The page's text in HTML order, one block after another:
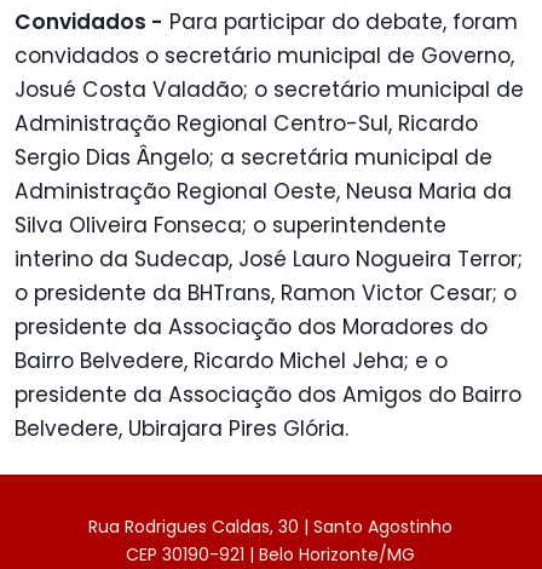
Convidados - Para participar do debate, foram
convidados o secretário municipal de Governo,
Josué Costa Valadão; o secretário municipal de
Administração Regional Centro-Sul, Ricardo
Sergio Dias Ângelo; a secretária municipal de
Administração Regional Oeste, Neusa Maria da
Silva Oliveira Fonseca; o superintendente
interino da Sudecap, José Lauro Nogueira Terror;
o presidente da BHTrans, Ramon Victor Cesar; o
presidente da Associação dos Moradores do
Bairro Belvedere, Ricardo Michel Jeha; e o
presidente da Associação dos Amigos do Bairro
Belvedere, Ubirajara Pires Glória.
Rua Rodrigues Caldas, 30 | Santo Agostinho
CEP 30190-921 | Belo Horizonte/MG